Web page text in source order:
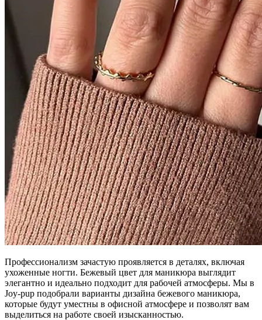
Профессионализм зачастую проявляется в деталях, включая
ухоженные ногти. Бежевый цвет для маникюра выглядит
элегантно и идеально подходит для рабочей атмосферы. Мы в
Joy-pup подобрали варианты дизайна бежевого маникюра,
которые будут уместны в офисной атмосфере и позволят вам
выделиться на работе своей изысканностью.